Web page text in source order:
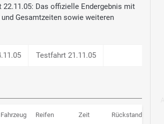
Das offizielle Endergebnis mit
Gesamtzeiten sowie weiteren
Testfahrt 21.11.05
Fahrzeug Reifen Zeit Rückstand